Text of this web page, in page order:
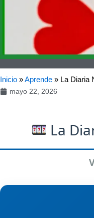
Inicio »Aprende » La Diaria
mayo 22, 2026
La